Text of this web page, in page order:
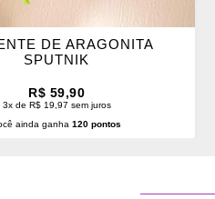
DE ARAGONITA
SPUTNIK
R$ 59,90
3x de R$ 19,97 sem juros
ainda ganha120 pontos